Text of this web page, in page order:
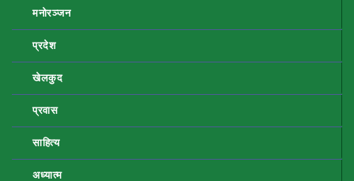
मनोरञ्जन
प्रदेश
खेलकुद
प्रवास
साहित्य
अध्यात्म